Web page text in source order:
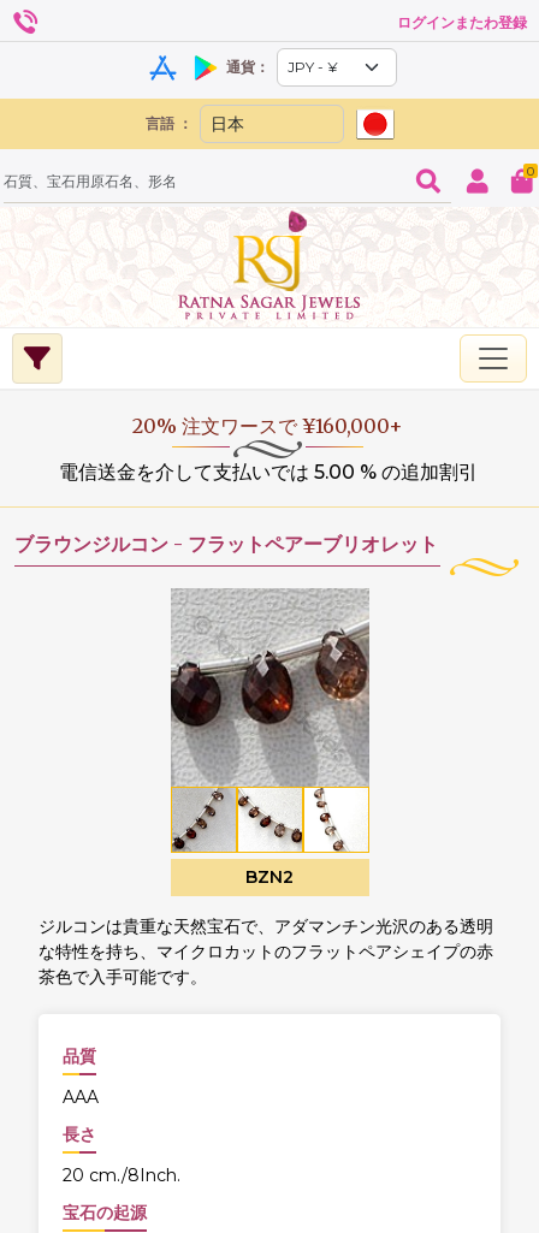
ログインまたわ登録
通貨：
言語 ：
0
20% 注文ワースで ¥160,000+
電信送金を介して支払いでは 5.00 % の追加割引
ブラウンジルコン - フラットペアーブリオレット
BZN2
ジルコンは貴重な天然宝石で、アダマンチン光沢のある透明
な特性を持ち、マイクロカットのフラットペアシェイプの赤
茶色で入手可能です。
品質
AAA
長さ
20 cm./8Inch.
宝石の起源